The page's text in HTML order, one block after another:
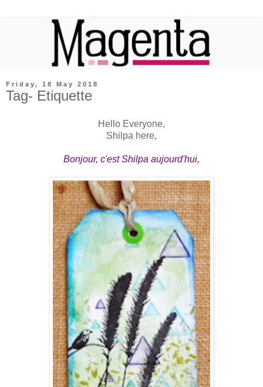
Friday, 18 May 2018
Tag- Etiquette
Hello Everyone,
Shilpa here,
Bonjour, c'est Shilpa aujourd'hui,